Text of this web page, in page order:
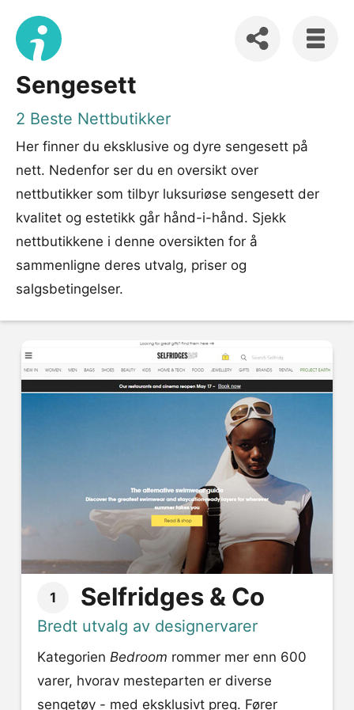
Sengesett
2 Beste Nettbutikker
Her finner du eksklusive og dyre sengesett på
nett. Nedenfor ser du en oversikt over
nettbutikker som tilbyr luksuriøse sengesett der
kvalitet og estetikk går hånd-i-hånd. Sjekk
nettbutikkene i denne oversikten for å
sammenligne deres utvalg, priser og
salgsbetingelser.
1 Selfridges & Co
Bredt utvalg av designervarer
Kategorien Bedroom rommer mer enn 600
varer, hvorav mesteparten er diverse
sengetøy - med eksklusivt preg. Fører